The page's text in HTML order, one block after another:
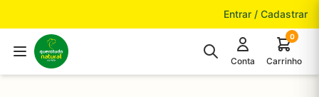
Entrar / Cadastrar
Conta
0
Carrinho